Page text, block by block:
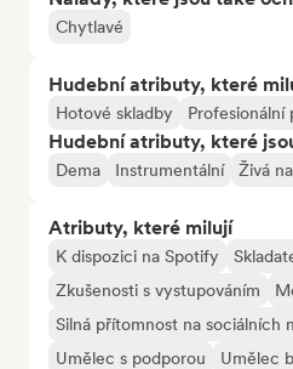
Chytlavé
Hudební atributy, které
Hotové skladby Profesionální
Hudební atributy, které
Dema Instrumentální Živá
Atributy, které milují
K dispozici na Spotify
Zkušenosti s vystupováním
Silná přítomnost na sociálních
Umělec s podporou
Umělec